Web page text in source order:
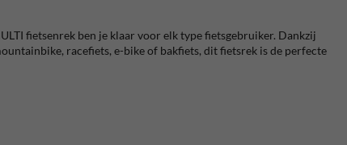
fietsenrek ben je klaar voor elk type fietsgebruiker. Dankzij
racefiets, e-bike of bakfiets, dit fietsrek is de perfecte